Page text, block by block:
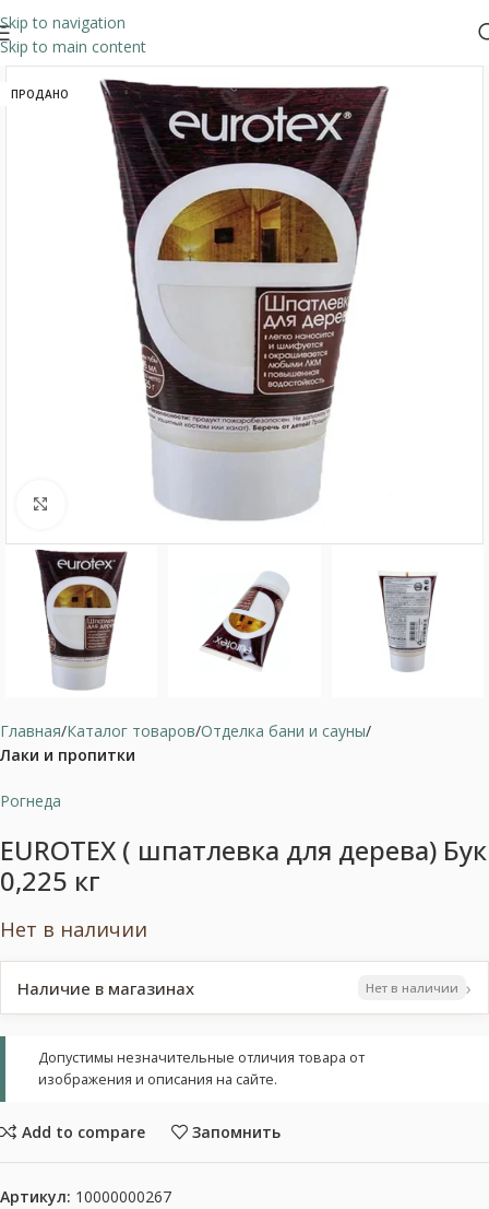
Skip to navigation
Skip to main content
ПРОДАНО
Нажмите, чтобы увеличить
Главная Каталог товаров Отделка бани и сауны
Лаки и пропитки
Рогнеда
EUROTEX ( шпатлевка для дерева) Бук
0,225 кг
Нет в наличии
Наличие в магазинах Нет в наличии ›
Допустимы незначительные отличия товара от
изображения и описания на сайте.
Add to compare Запомнить
Артикул: 10000000267